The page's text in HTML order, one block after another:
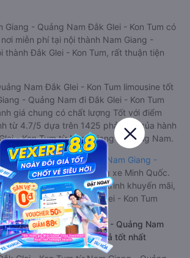
Giang - Quảng Nam Đắk Glei - Kon Tum có
miễn phí tại nội thành Nam Giang -
thành Đắk Glei - Kon Tum, rất thuận tiện
Nam Đắk Glei - Kon Tum limousine tốt
- Quảng Nam đi Đắk Glei - Kon Tum
giá chung có chất lượng Tốt với điểm
từ 4.7/5 dựa trên 1425 phản hồi của hành
- Kon Tum từ Nam Giang - Quảng Nam.
đi Đắk Glei - Kon Tum từ Nam Giang -
là 330000VND của hãng xe Minh Quốc.
ngồi của bạn và chương trình khuyến mãi,
- Quảng Nam đi Đắk Glei - Kon Tum
sẽ rẻ hơn
- Kon Tum từ Nam Giang - Quảng Nam
cao: Thoải mái, giá cả tốt nhất